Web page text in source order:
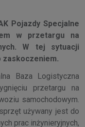
Pojazdy Specjalne
w przetargu na
W tej sytuacji
zaskoczeniem.
Baza Logistyczna
przetargu na
samochodowym.
używany jest do
prac inżynieryjnych,